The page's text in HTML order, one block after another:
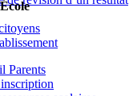
Parents
École